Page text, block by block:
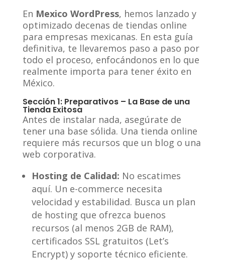
En Mexico WordPress, hemos lanzado y
optimizado decenas de tiendas online
para empresas mexicanas. En esta guía
definitiva, te llevaremos paso a paso por
todo el proceso, enfocándonos en lo que
realmente importa para tener éxito en
México.
Sección 1: Preparativos – La Base de una
Tienda Exitosa
Antes de instalar nada, asegúrate de
tener una base sólida. Una tienda online
requiere más recursos que un blog o una
web corporativa.
Hosting de Calidad: No escatimes
aquí. Un e-commerce necesita
velocidad y estabilidad. Busca un plan
de hosting que ofrezca buenos
recursos (al menos 2GB de RAM),
certificados SSL gratuitos (Let’s
Encrypt) y soporte técnico eficiente.